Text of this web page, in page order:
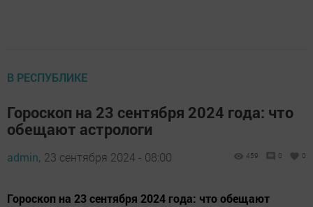
В РЕСПУБЛИКЕ
Гороскоп на 23 сентября 2024 года: что
обещают астрологи
admin, 23 сентября 2024 - 08:00 459 0 0
Гороскоп на 23 сентября 2024 года: что обещают